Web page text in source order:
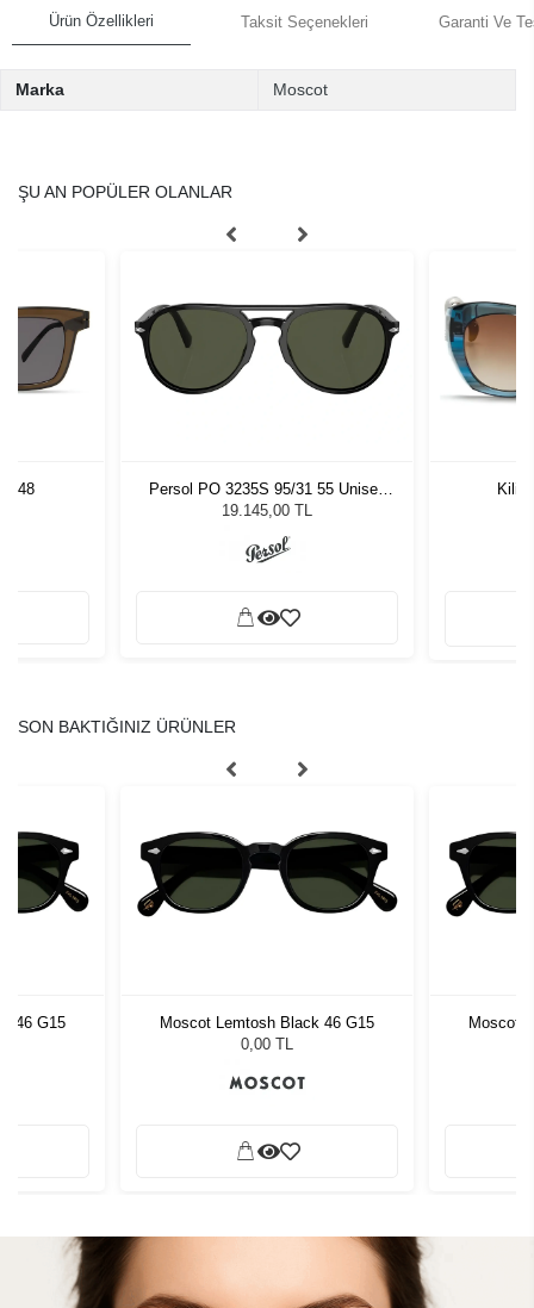
Ürün Özellikleri Taksit Seçenekleri Garanti Ve
Marka Moscot
ŞU AN POPÜLER OLANLAR
48
Persol PO 3235S 95/31 55 Unisex
Güneş Gözlüğü
19.145,00 TL
SON BAKTIĞINIZ ÜRÜNLER
46 G15
Moscot Lemtosh Black 46 G15
0,00 TL
Moscot